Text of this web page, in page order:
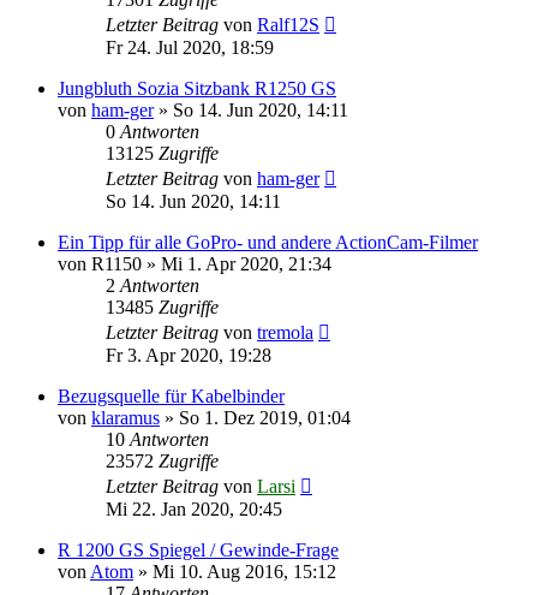
Letzter Beitrag von Ralf12S
Fr 24. Jul 2020, 18:59
Jungbluth Sozia Sitzbank R1250 GS
von ham-ger» So 14. Jun 2020, 14:11
0 Antworten
13125 Zugriffe
Letzter Beitrag von ham-ger
So 14. Jun 2020, 14:11
Ein Tipp für alle GoPro- und andere ActionCam-Filmer
von R1150 » Mi 1. Apr 2020, 21:34
2 Antworten
13485 Zugriffe
Letzter Beitrag von tremola
Fr 3. Apr 2020, 19:28
Bezugsquelle für Kabelbinder
von klaramus » So 1. Dez 2019, 01:04
10 Antworten
23572 Zugriffe
Letzter Beitrag von Larsi
Mi 22. Jan 2020, 20:45
R 1200 GS Spiegel / Gewinde-Frage
von Atom » Mi 10. Aug 2016, 15:12